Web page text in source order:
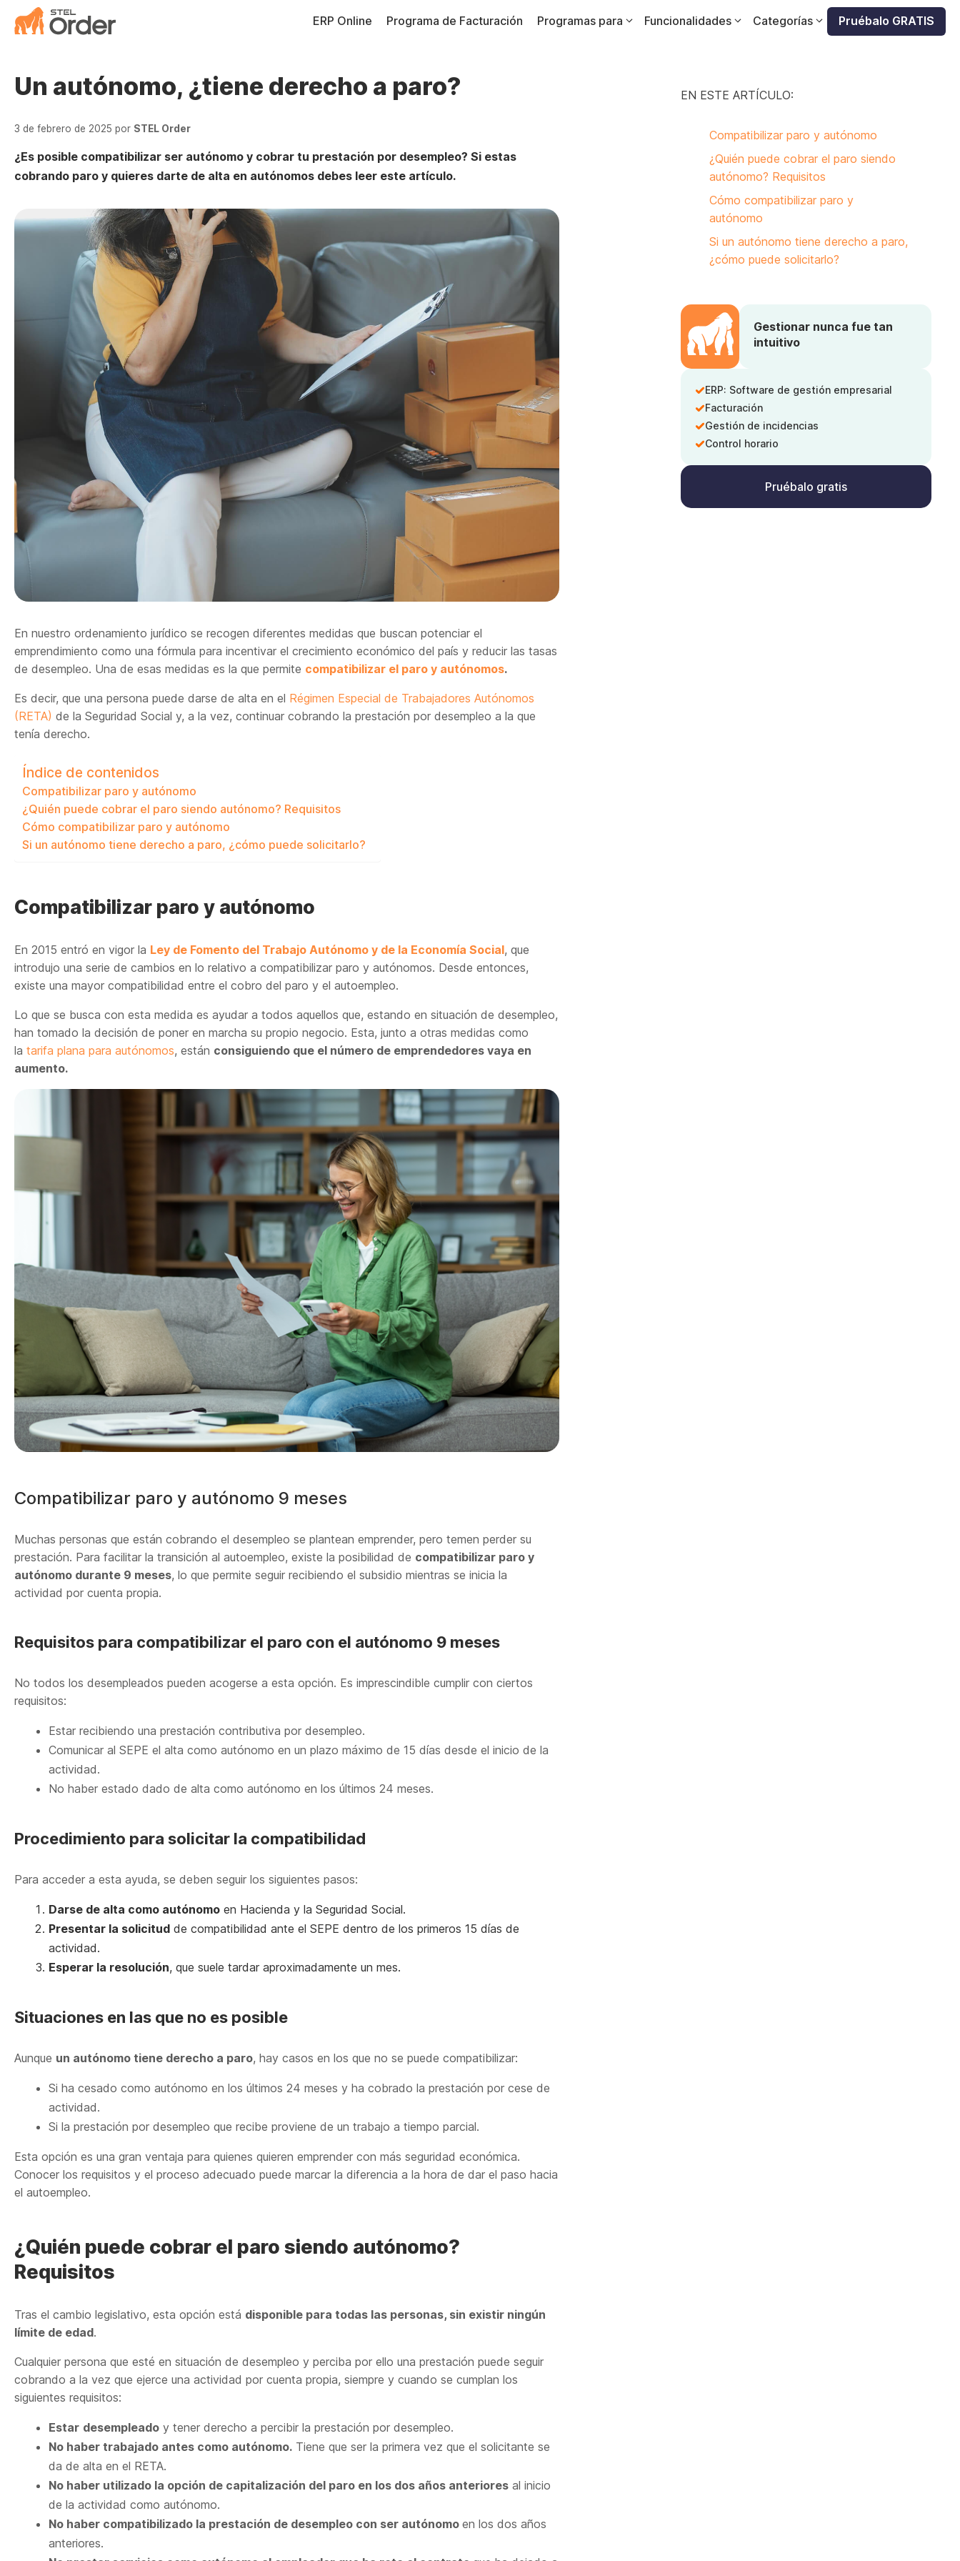
ERP Online Programa de Facturación Programas para Funcionalidades Categorías Pruébalo GRATIS
Un autónomo, ¿tiene derecho a paro?
3 de febrero de 2025 por STEL Order
¿Es posible compatibilizar ser autónomo y cobrar tu prestación por desempleo? Si estas
cobrando paro y quieres darte de alta en autónomos debes leer este artículo.
En nuestro ordenamiento jurídico se recogen diferentes medidas que buscan potenciar el
emprendimiento como una fórmula para incentivar el crecimiento económico del país y reducir las tasas
de desempleo. Una de esas medidas es la que permite compatibilizar el paro y autónomos.
Es decir, que una persona puede darse de alta en el Régimen Especial de Trabajadores Autónomos
(RETA) de la Seguridad Social y, a la vez, continuar cobrando la prestación por desempleo a la que
tenía derecho.
Índice de contenidos
Compatibilizar paro y autónomo
¿Quién puede cobrar el paro siendo autónomo? Requisitos
Cómo compatibilizar paro y autónomo
Si un autónomo tiene derecho a paro, ¿cómo puede solicitarlo?
Compatibilizar paro y autónomo
En 2015 entró en vigor la Ley de Fomento del Trabajo Autónomo y de la Economía Social, que
introdujo una serie de cambios en lo relativo a compatibilizar paro y autónomos. Desde entonces,
existe una mayor compatibilidad entre el cobro del paro y el autoempleo.
Lo que se busca con esta medida es ayudar a todos aquellos que, estando en situación de desempleo,
han tomado la decisión de poner en marcha su propio negocio. Esta, junto a otras medidas como
la tarifa plana para autónomos, están consiguiendo que el número de emprendedores vaya en
aumento.
Compatibilizar paro y autónomo 9 meses
Muchas personas que están cobrando el desempleo se plantean emprender, pero temen perder su
prestación. Para facilitar la transición al autoempleo, existe la posibilidad de compatibilizar paro y
autónomo durante 9 meses, lo que permite seguir recibiendo el subsidio mientras se inicia la
actividad por cuenta propia.
Requisitos para compatibilizar el paro con el autónomo 9 meses
No todos los desempleados pueden acogerse a esta opción. Es imprescindible cumplir con ciertos
requisitos:
Estar recibiendo una prestación contributiva por desempleo.
Comunicar al SEPE el alta como autónomo en un plazo máximo de 15 días desde el inicio de la
actividad.
No haber estado dado de alta como autónomo en los últimos 24 meses.
Procedimiento para solicitar la compatibilidad
Para acceder a esta ayuda, se deben seguir los siguientes pasos:
Darse de alta como autónomo en Hacienda y la Seguridad Social.
Presentar la solicitud de compatibilidad ante el SEPE dentro de los primeros 15 días de
actividad.
Esperar la resolución, que suele tardar aproximadamente un mes.
Situaciones en las que no es posible
Aunque un autónomo tiene derecho a paro, hay casos en los que no se puede compatibilizar:
Si ha cesado como autónomo en los últimos 24 meses y ha cobrado la prestación por cese de
actividad.
Si la prestación por desempleo que recibe proviene de un trabajo a tiempo parcial.
Esta opción es una gran ventaja para quienes quieren emprender con más seguridad económica.
Conocer los requisitos y el proceso adecuado puede marcar la diferencia a la hora de dar el paso hacia
el autoempleo.
¿Quién puede cobrar el paro siendo autónomo?
Requisitos
Tras el cambio legislativo, esta opción está disponible para todas las personas, sin existir ningún
límite de edad.
Cualquier persona que esté en situación de desempleo y perciba por ello una prestación puede seguir
cobrando a la vez que ejerce una actividad por cuenta propia, siempre y cuando se cumplan los
siguientes requisitos:
Estar desempleado y tener derecho a percibir la prestación por desempleo.
No haber trabajado antes como autónomo. Tiene que ser la primera vez que el solicitante se
da de alta en el RETA.
No haber utilizado la opción de capitalización del paro en los dos años anteriores al inicio
de la actividad como autónomo.
No haber compatibilizado la prestación de desempleo con ser autónomo en los dos años
anteriores.
EN ESTE ARTÍCULO:
Compatibilizar paro y autónomo
¿Quién puede cobrar el paro siendo
autónomo? Requisitos
Cómo compatibilizar paro y
autónomo
Si un autónomo tiene derecho a paro,
¿cómo puede solicitarlo?
Gestionar nunca fue tan
intuitivo
ERP: Software de gestión empresarial
Facturación
Gestión de incidencias
Control horario
Pruébalo gratis